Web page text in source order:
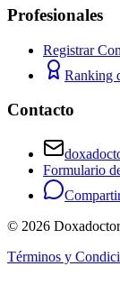
Profesionales
Registrar
Ranking
Contacto
Formulario
© 2026
Términos y